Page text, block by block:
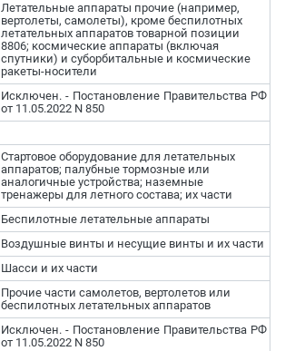
Летательные аппараты прочие (например,
вертолеты, самолеты), кроме беспилотных
летательных аппаратов товарной позиции
8806; космические аппараты (включая
спутники) и суборбитальные и космические
ракеты-носители
Исключен. - Постановление Правительства РФ
от 11.05.2022 N 850
Стартовое оборудование для летательных
аппаратов; палубные тормозные или
аналогичные устройства; наземные
тренажеры для летного состава; их части
Беспилотные летательные аппараты
Воздушные винты и несущие винты и их части
Шасси и их части
Прочие части самолетов, вертолетов или
беспилотных летательных аппаратов
Исключен. - Постановление Правительства РФ
от 11.05.2022 N 850